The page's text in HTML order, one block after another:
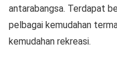
antarabangsa. Terdapat
pelbagai kemudahan
kemudahan rekreasi.